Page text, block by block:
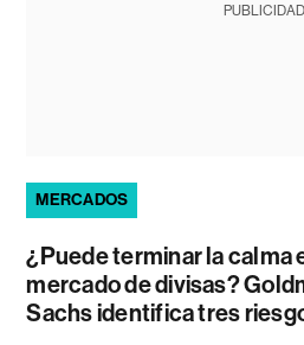
PUBLICIDAD
MERCADOS
¿Puede terminar la calma
mercado de divisas?
Sachs identifica tres